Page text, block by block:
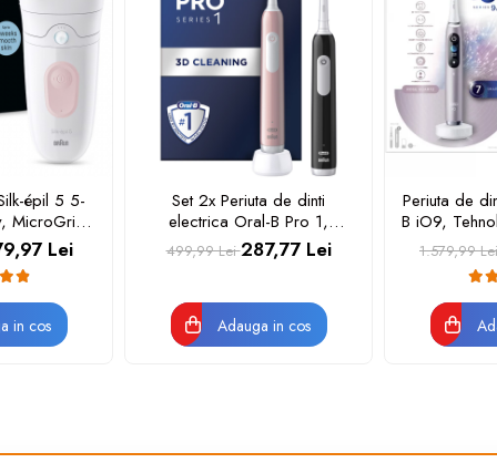
inainte de a ajunge la duza.
épil 5 5-
MicroGrip,
pensete, 2
Lei
in cos
Set 2x Periuta de dinti
electrica Oral-B Pro 1,
Curatare 3D, 1 program, 1
capat de periaj, Negru/Roz
499,99 Lei287,77 Lei
Adauga in cos
Periuta de
B iO9,
Micro-
artificiala,
de
moduri,
rezerve,
1.579,99